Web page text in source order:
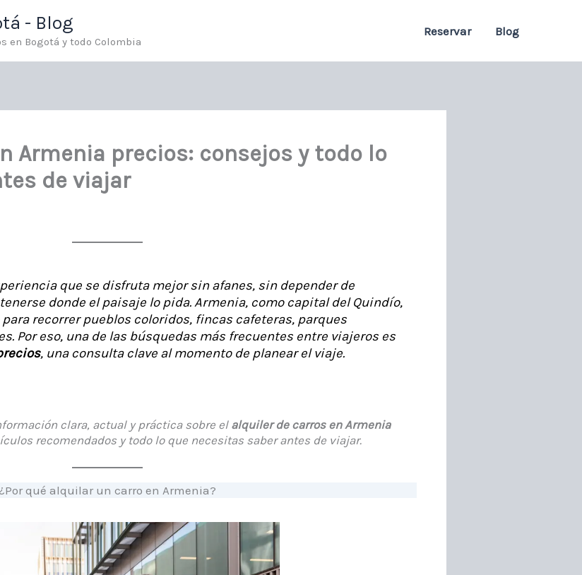
- Blog
en Bogotá y todo Colombia
Reservar Blog
Armenia precios: consejos y todo lo
de viajar
que se disfruta mejor sin afanes, sin depender de
donde el paisaje lo pida. Armenia, como capital del Quindío,
recorrer pueblos coloridos, fincas cafeteras, parques
Por eso, una de las búsquedas más frecuentes entre viajeros es
, una consulta clave al momento de planear el viaje.
clara, actual y práctica sobre el alquiler de carros en Armenia
recomendados y todo lo que necesitas saber antes de viajar.
qué alquilar un carro en Armenia?